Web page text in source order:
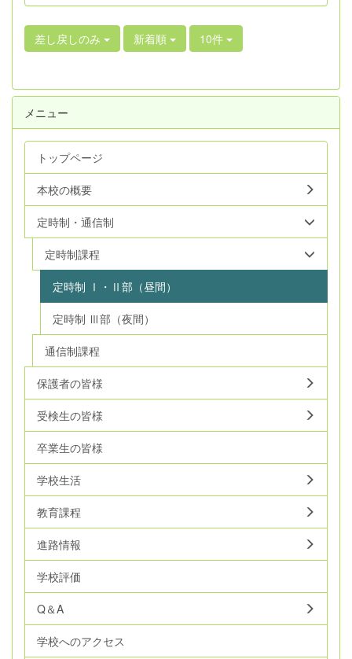
差し戻しのみ 新着順 10件
メニュー
トップページ
本校の概要
定時制・通信制
定時制課程
定時制 Ⅰ・Ⅱ部（昼間）
定時制 Ⅲ部（夜間）
通信制課程
保護者の皆様
受検生の皆様
卒業生の皆様
学校生活
教育課程
進路情報
学校評価
Q＆A
学校へのアクセス